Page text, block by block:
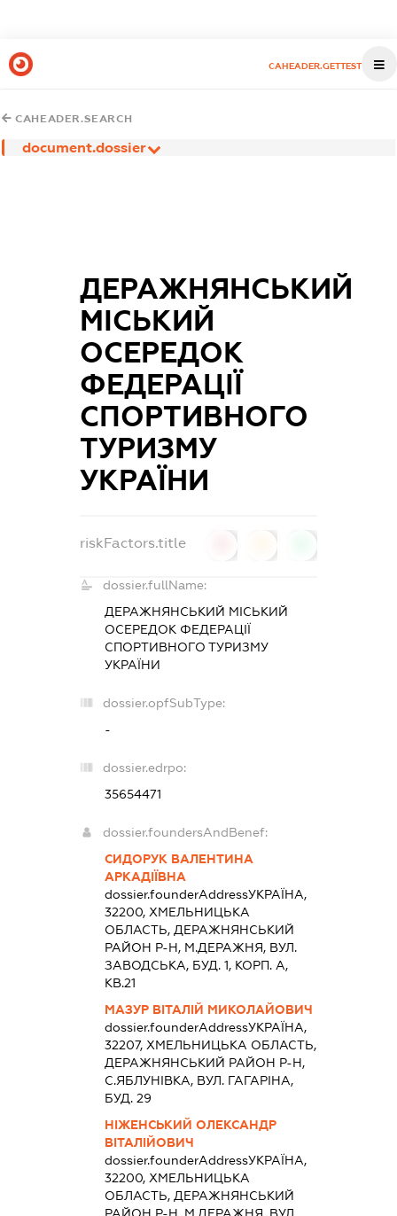
CAHEADER.GETTEST
CAHEADER.SEARCH
document.dossier
ДЕРАЖНЯНСЬКИЙ
МІСЬКИЙ
ОСЕРЕДОК
ФЕДЕРАЦІЇ
СПОРТИВНОГО
ТУРИЗМУ
УКРАЇНИ
riskFactors.title
dossier.fullName:
ДЕРАЖНЯНСЬКИЙ МІСЬКИЙ
ОСЕРЕДОК ФЕДЕРАЦІЇ
СПОРТИВНОГО ТУРИЗМУ
УКРАЇНИ
dossier.opfSubType:
-
dossier.edrpo:
35654471
dossier.foundersAndBenef:
СИДОРУК ВАЛЕНТИНА
АРКАДІЇВНА
dossier.founderAddressУКРАЇНА,
32200, ХМЕЛЬНИЦЬКА
ОБЛАСТЬ, ДЕРАЖНЯНСЬКИЙ
РАЙОН Р-Н, М.ДЕРАЖНЯ, ВУЛ.
ЗАВОДСЬКА, БУД. 1, КОРП. А,
КВ.21
МАЗУР ВІТАЛІЙ МИКОЛАЙОВИЧ
dossier.founderAddressУКРАЇНА,
32207, ХМЕЛЬНИЦЬКА ОБЛАСТЬ,
ДЕРАЖНЯНСЬКИЙ РАЙОН Р-Н,
С.ЯБЛУНІВКА, ВУЛ. ГАГАРІНА,
БУД. 29
НІЖЕНСЬКИЙ ОЛЕКСАНДР
ВІТАЛІЙОВИЧ
dossier.founderAddressУКРАЇНА,
32200, ХМЕЛЬНИЦЬКА
ОБЛАСТЬ, ДЕРАЖНЯНСЬКИЙ